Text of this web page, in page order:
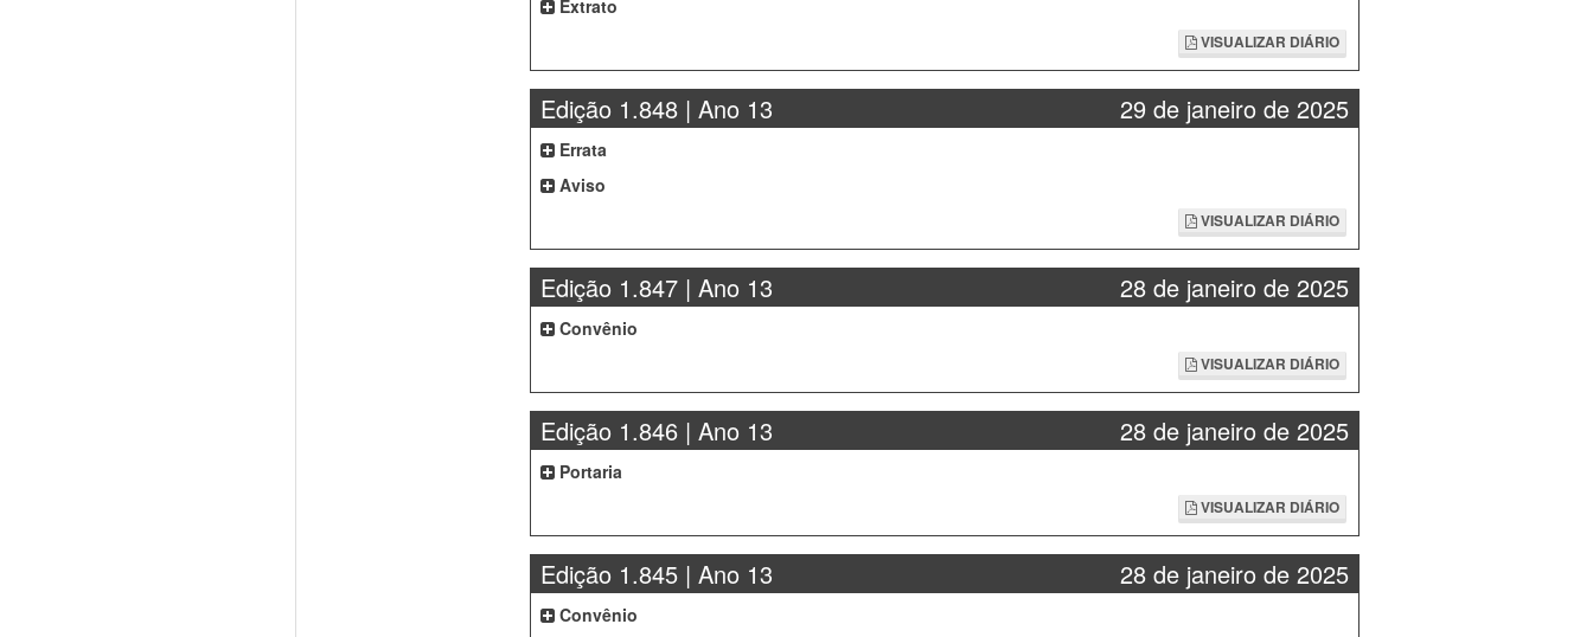
Extrato
VISUALIZAR DIÁRIO
Edição 1.848 | Ano 13 29 de janeiro de 2025
Errata
Aviso
VISUALIZAR DIÁRIO
Edição 1.847 | Ano 13 28 de janeiro de 2025
Convênio
VISUALIZAR DIÁRIO
Edição 1.846 | Ano 13 28 de janeiro de 2025
Portaria
VISUALIZAR DIÁRIO
Edição 1.845 | Ano 13 28 de janeiro de 2025
Convênio